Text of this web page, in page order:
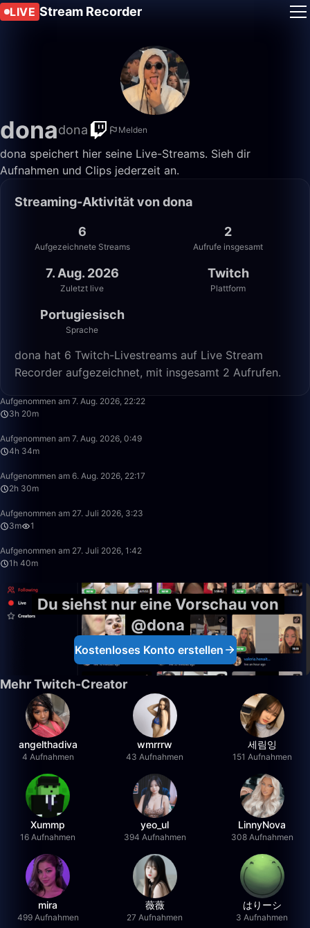
LIVE Stream Recorder
donadona Melden
dona speichert hier seine Live-Streams. Sieh dir
Aufnahmen und Clips jederzeit an.
Streaming-Aktivität von dona
6
Aufgezeichnete Streams
2
Aufrufe insgesamt
7. Aug. 2026
Zuletzt live
Twitch
Plattform
Portugiesisch
Sprache
dona hat 6 Twitch-Livestreams auf Live Stream
Recorder aufgezeichnet, mit insgesamt 2 Aufrufen.
Aufgenommen am 7. Aug. 2026, 22:22
3h 20m
Aufgenommen am 7. Aug. 2026, 0:49
4h 34m
Aufgenommen am 6. Aug. 2026, 22:17
2h 30m
Aufgenommen am 27. Juli 2026, 3:23
3m
1
Aufgenommen am 27. Juli 2026, 1:42
1h 40m
Du siehst nur eine Vorschau von
@dona
Kostenloses Konto erstellen
Mehr Twitch-Creator
angelthadiva
4 Aufnahmen
wmrrrw
43 Aufnahmen
세림잉
151 Aufnahmen
Xummp
16 Aufnahmen
yeo_ul
394 Aufnahmen
LinnyNova
308 Aufnahmen
mira
499 Aufnahmen
薇薇
27 Aufnahmen
はりーシ
3 Aufnahmen